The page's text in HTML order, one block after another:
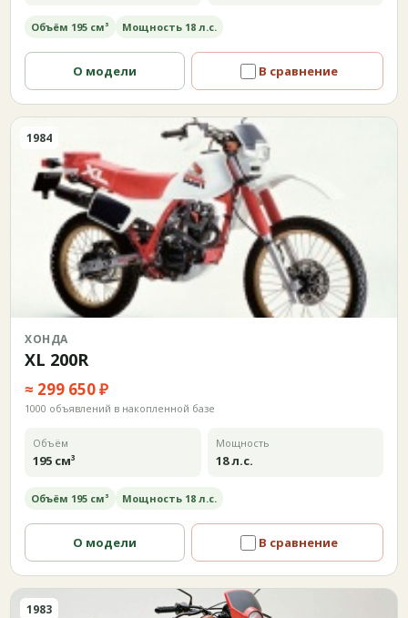
Объём 195 см³ Мощность 18 л.с.
О модели В сравнение
1984
ХОНДА
XL 200R
≈ 299 650 ₽
1000 объявлений в накопленной базе
Объём
195 см³
Мощность
18 л.с.
Объём 195 см³ Мощность 18 л.с.
О модели В сравнение
1983